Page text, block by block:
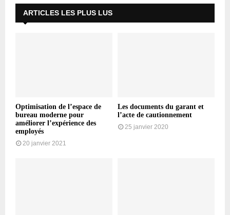
ARTICLES LES PLUS LUS
Optimisation de l’espace de
bureau moderne pour
améliorer l’expérience des
employés
20 janvier 2021
Les documents du garant et
l’acte de cautionnement
25 janvier 2020